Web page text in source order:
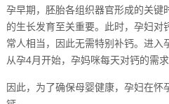
孕早期，胚胎各组织器官形成的关键
的生长发育至关重要。此时，孕妇对
常人相当，因此无需特别补钙。进入
从孕4月开始，孕妈咪每天对钙的需
因此，为了确保母婴健康，孕妇在怀